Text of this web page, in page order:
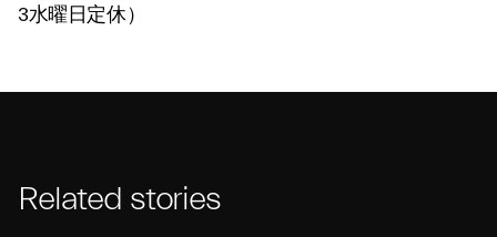
3水曜日定休）
Related stories